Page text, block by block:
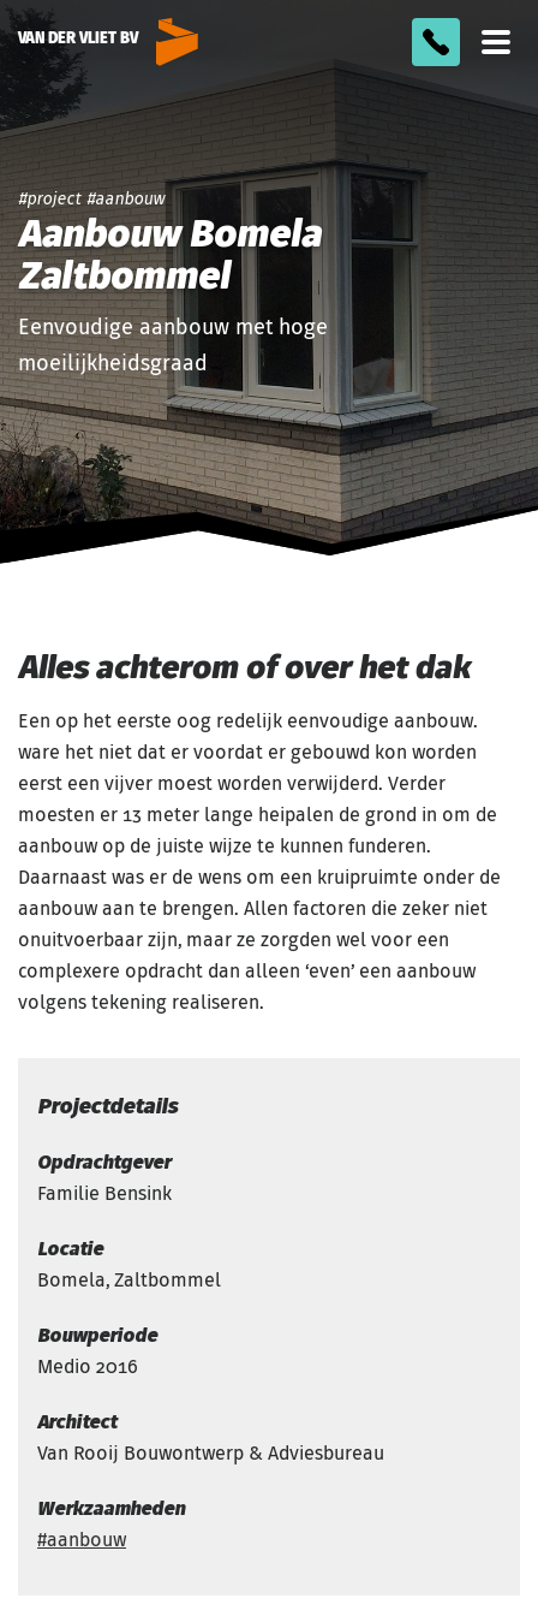
VAN DER VLIET BV
project aanbouw
Aanbouw Bomela
Zaltbommel
Eenvoudige aanbouw met hoge
moeilijkheidsgraad
Alles achterom of over het dak
Een op het eerste oog redelijk eenvoudige aanbouw.
ware het niet dat er voordat er gebouwd kon worden
eerst een vijver moest worden verwijderd. Verder
moesten er 13 meter lange heipalen de grond in om de
aanbouw op de juiste wijze te kunnen funderen.
Daarnaast was er de wens om een kruipruimte onder de
aanbouw aan te brengen. Allen factoren die zeker niet
onuitvoerbaar zijn, maar ze zorgden wel voor een
complexere opdracht dan alleen ‘even’ een aanbouw
volgens tekening realiseren.
Projectdetails
Opdrachtgever
Familie Bensink
Locatie
Bomela, Zaltbommel
Bouwperiode
Medio 2016
Architect
Van Rooij Bouwontwerp & Adviesbureau
Werkzaamheden
aanbouw